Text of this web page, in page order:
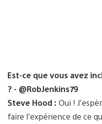
Est-ce que vous avez
? - @RobJenkins79
Steve Hood : Oui !
faire l’expérience de ce